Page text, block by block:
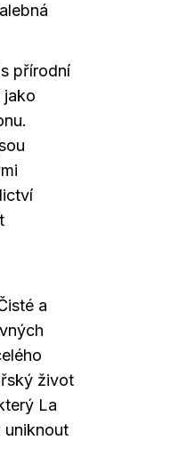
přírodní
jako
a
život
La
uniknout